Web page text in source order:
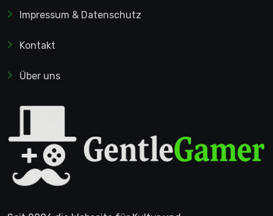
Impressum & Datenschutz
Kontakt
Über uns